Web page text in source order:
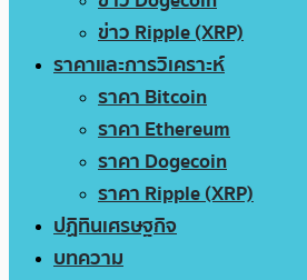
ข่าว Ripple (XRP)
ราคาและการวิเคราะห์
ราคา Bitcoin
ราคา Ethereum
ราคา Dogecoin
ราคา Ripple (XRP)
ปฏิทินเศรษฐกิจ
บทความ